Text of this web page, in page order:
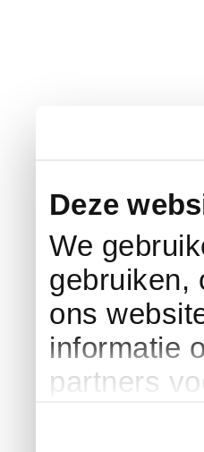
Deze
We
gebruiken,
ons
informatie
partners